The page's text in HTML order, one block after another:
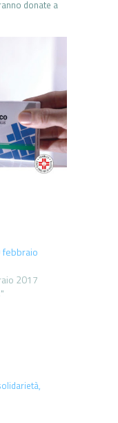
donate a
febbraio
2017
,